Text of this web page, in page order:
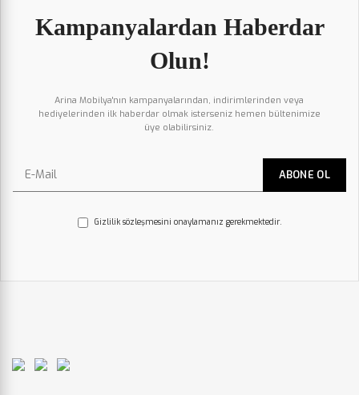
Kampanyalardan Haberdar
Olun!
Arina Mobilya'nın kampanyalarından, indirimlerinden veya
hediyelerinden ilk haberdar olmak isterseniz hemen bültenimize
üye olabilirsiniz.
Gizlilik sözleşmesini onaylamanız gerekmektedir.